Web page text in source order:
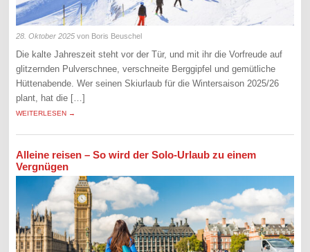
28. Oktober 2025 von Boris Beuschel
Die kalte Jahreszeit steht vor der Tür, und mit ihr die Vorfreude auf
glitzernden Pulverschnee, verschneite Berggipfel und gemütliche
Hüttenabende. Wer seinen Skiurlaub für die Wintersaison 2025/26
plant, hat die […]
WEITERLESEN →
Alleine reisen – So wird der Solo-Urlaub zu einem
Vergnügen